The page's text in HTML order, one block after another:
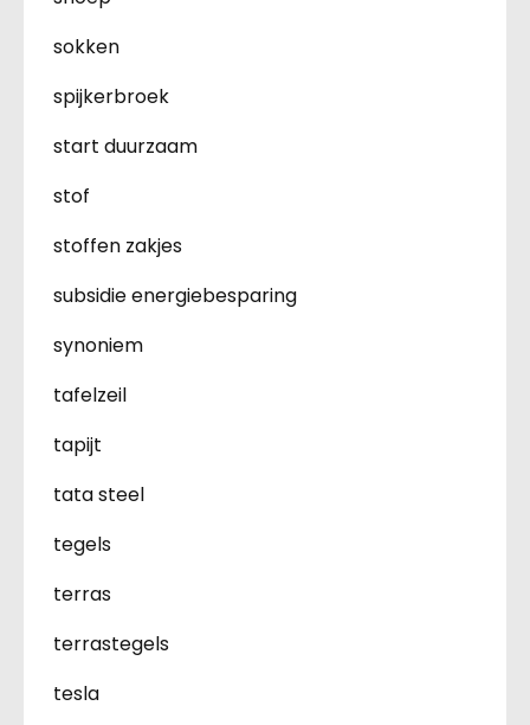
sokken
spijkerbroek
start duurzaam
stof
stoffen zakjes
subsidie energiebesparing
synoniem
tafelzeil
tapijt
tata steel
tegels
terras
terrastegels
tesla